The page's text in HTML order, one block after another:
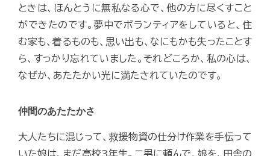
ときは、ほんとうに無私なる心で、他の方に尽くすこと
ができたのです。夢中でボランティアをしていると、住
む家も、着るものも、思い出も、なにもかも失ったことす
ら、すっかり忘れていました。それどころか、私の心は、
なぜか、あたたかい光に満たされていたのです。
仲間のあたたかさ
大人たちに混じって、救援物資の仕分け作業を手伝って
いた娘は、まだ高校3年生。二男に頼んで、娘を、田舎の